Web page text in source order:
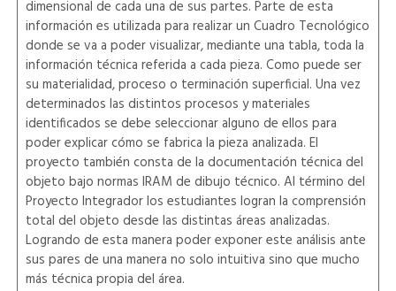
dimensional de cada una de sus partes. Parte de esta
información es utilizada para realizar un Cuadro Tecnológico
donde se va a poder visualizar, mediante una tabla, toda la
información técnica referida a cada pieza. Como puede ser
su materialidad, proceso o terminación superficial. Una vez
determinados las distintos procesos y materiales
identificados se debe seleccionar alguno de ellos para
poder explicar cómo se fabrica la pieza analizada. El
proyecto también consta de la documentación técnica del
objeto bajo normas IRAM de dibujo técnico. Al término del
Proyecto Integrador los estudiantes logran la comprensión
total del objeto desde las distintas áreas analizadas.
Logrando de esta manera poder exponer este análisis ante
sus pares de una manera no solo intuitiva sino que mucho
más técnica propia del área.